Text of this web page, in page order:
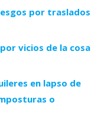
por traslados
vicios de la cosa
en lapso de
o